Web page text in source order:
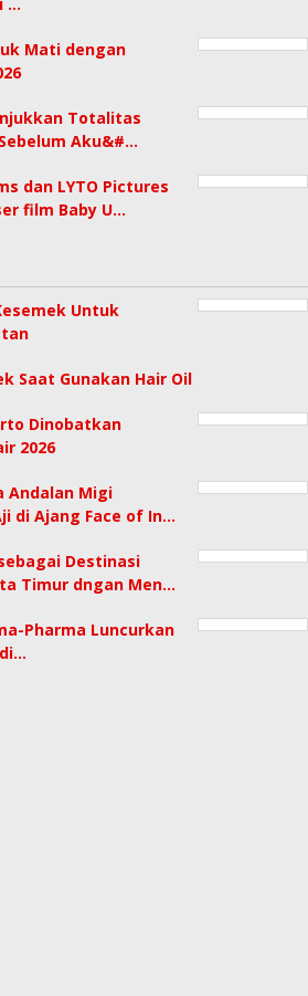
…
Mati dengan
Totalitas
Aku&#…
dan LYTO Pictures
film Baby U…
Untuk
Saat Gunakan Hair Oil
Dinobatkan
2026
Andalan Migi
di Ajang Face of In…
Destinasi
Timur dngan Men…
Pharma Luncurkan